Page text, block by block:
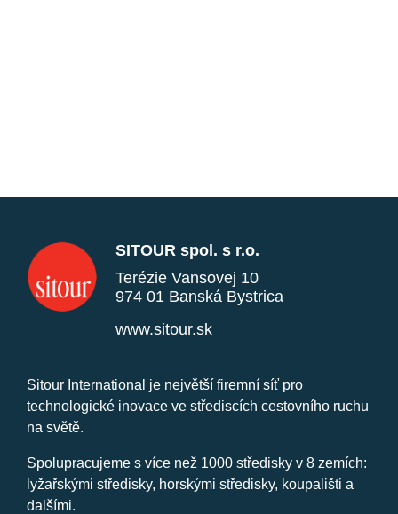
SITOUR spol. s r.o.
Terézie Vansovej 10
974 01 Banská Bystrica
www.sitour.sk
Sitour International je největší firemní síť pro
technologické inovace ve střediscích cestovního ruchu
na světě.
Spolupracujeme s více než 1000 středisky v 8 zemích:
lyžařskými středisky, horskými středisky, koupališti a
dalšími.